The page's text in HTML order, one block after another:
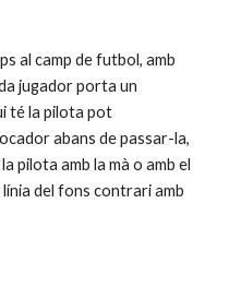
al camp de futbol, amb
jugador porta un
té la pilota pot
abans de passar-la,
pilota amb la mà o amb el
del fons contrari amb